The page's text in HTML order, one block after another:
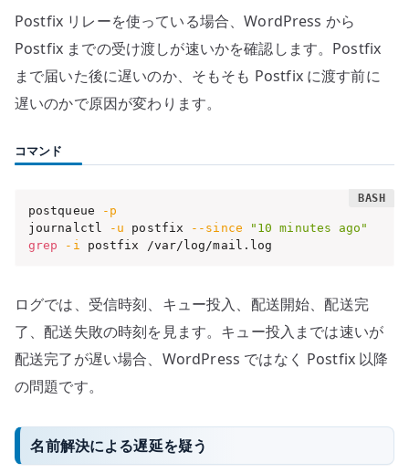
Postfix リレーを使っている場合、WordPress から
Postfix までの受け渡しが速いかを確認します。Postfix
まで届いた後に遅いのか、そもそも Postfix に渡す前に
遅いのかで原因が変わります。
コマンド
postqueue
-p
journalctl
-u postfix --since
"10 minutes ago"
grep
-i postfix /var/log/mail.log
ログでは、受信時刻、キュー投入、配送開始、配送完
了、配送失敗の時刻を見ます。キュー投入までは速いが
配送完了が遅い場合、WordPress ではなく Postfix 以降
の問題です。
名前解決による遅延を疑う